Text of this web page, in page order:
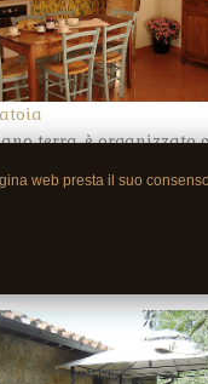
terra, è organizzato
in muratura, due
web presta il suo